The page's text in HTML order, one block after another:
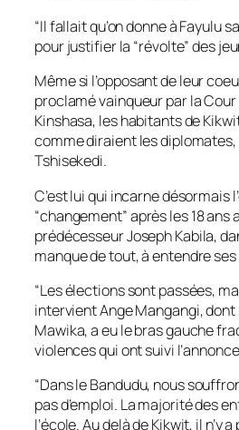
“Il fallait qu’on donne à Fayulu
pour justifier la “révolte” des
Même si l’opposant de leur
proclamé vainqueur par la
Kinshasa, les habitants de
comme diraient les diplomates,
Tshisekedi.
C’est lui qui incarne désormais
“changement” après les 18 ans
prédécesseur Joseph Kabila,
manque de tout, à entendre
“Les élections sont passées,
intervient Ange Mangangi,
Mawika, a eu le bras gauche
violences qui ont suivi
“Dans le Bandudu, nous
pas d’emploi. La majorité des
l’école. Au delà de Kikwit, il n’y a